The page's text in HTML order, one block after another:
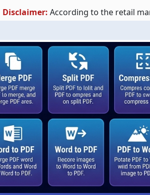
Disclaimer: According to the retail